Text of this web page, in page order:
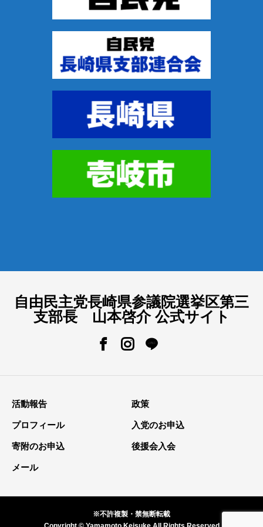
自由民主党長崎県参議院選挙区第三
支部長 山本啓介 公式サイト
活動報告 政策
プロフィール 入党のお申込
寄附のお申込 後援会入会
メール
※不許複製・禁無断転載